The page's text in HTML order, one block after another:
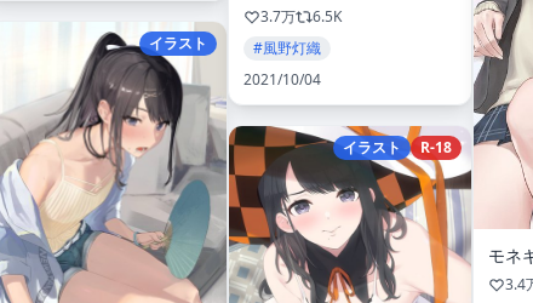
イラスト
3.7万
6.5K
#風野灯織
2021/10/04
イラスト R-18
モネ
3.4